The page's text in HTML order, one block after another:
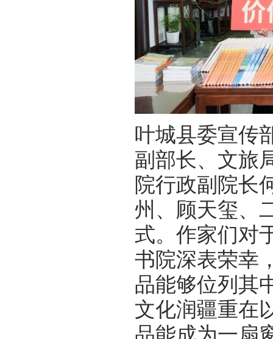
叶城县委宣传
副部长、文旅
院行政副院长
州、顾天玺、
式。作家们对
书院深表荣幸
品能够位列其
文化润疆重在
品能成为一扇